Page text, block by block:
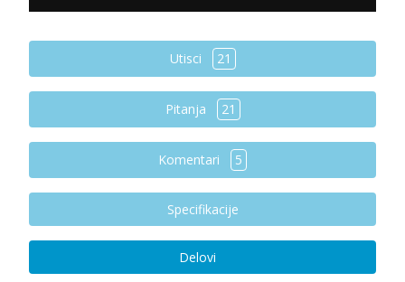
Utisci 21
Pitanja 21
Komentari 5
Specifikacije
Delovi